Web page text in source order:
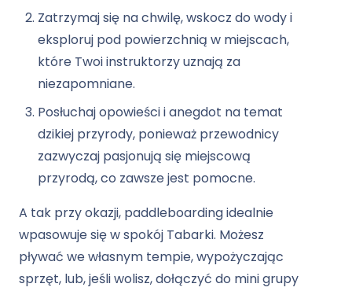
Zatrzymaj się na chwilę, wskocz do wody i
eksploruj pod powierzchnią w miejscach,
które Twoi instruktorzy uznają za
niezapomniane.
Posłuchaj opowieści i anegdot na temat
dzikiej przyrody, ponieważ przewodnicy
zazwyczaj pasjonują się miejscową
przyrodą, co zawsze jest pomocne.
A tak przy okazji, paddleboarding idealnie
wpasowuje się w spokój Tabarki. Możesz
pływać we własnym tempie, wypożyczając
sprzęt, lub, jeśli wolisz, dołączyć do mini grupy